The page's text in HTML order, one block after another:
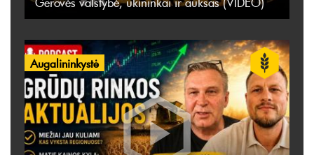
Augalininkystė